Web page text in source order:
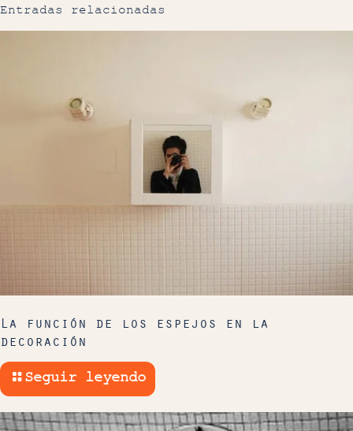
Entradas relacionadas
La función de los espejos en la
decoración
Seguir leyendo